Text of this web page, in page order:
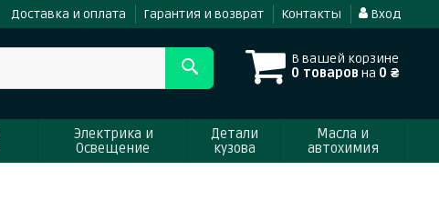
Доставка и оплата Гарантия и возврат Контакты Вход
В вашей корзине
0 товаров на 0 ₴
Электрика и
Освещение
Детали
кузова
Масла и
автохимия